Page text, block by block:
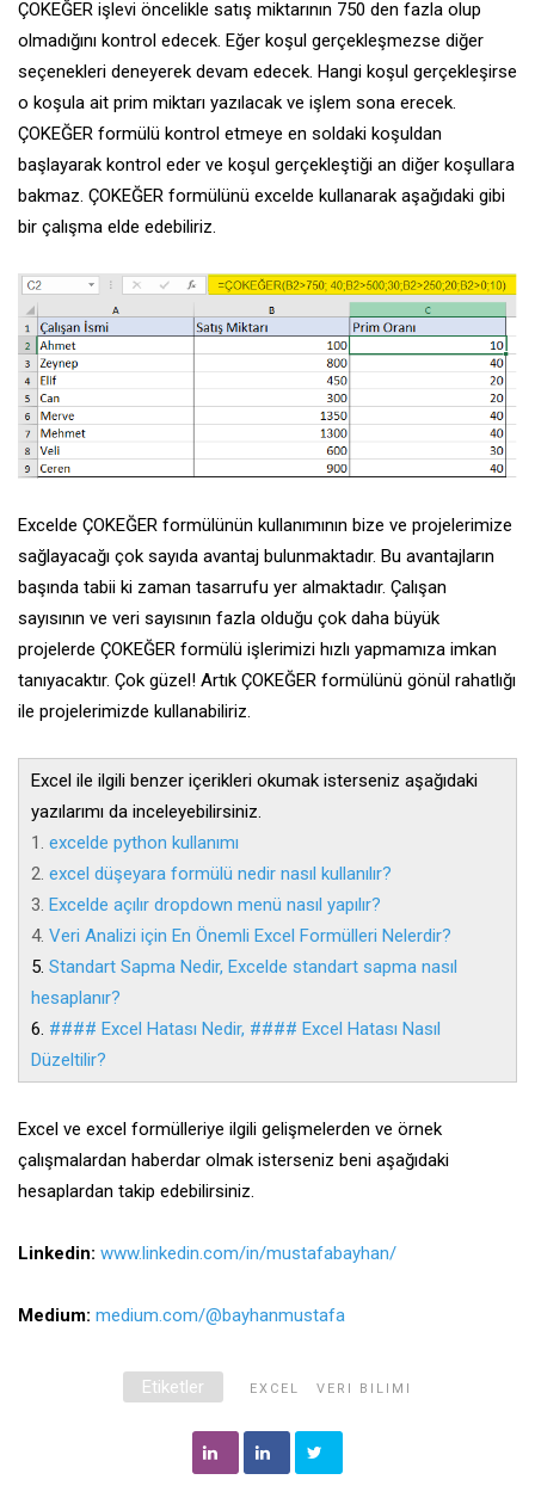
ÇOKEĞER işlevi öncelikle satış miktarının 750 den fazla olup
olmadığını kontrol edecek. Eğer koşul gerçekleşmezse diğer
seçenekleri deneyerek devam edecek. Hangi koşul gerçekleşirse
o koşula ait prim miktarı yazılacak ve işlem sona erecek.
ÇOKEĞER formülü kontrol etmeye en soldaki koşuldan
başlayarak kontrol eder ve koşul gerçekleştiği an diğer koşullara
bakmaz. ÇOKEĞER formülünü excelde kullanarak aşağıdaki gibi
bir çalışma elde edebiliriz.
Excelde ÇOKEĞER formülünün kullanımının bize ve projelerimize
sağlayacağı çok sayıda avantaj bulunmaktadır. Bu avantajların
başında tabii ki zaman tasarrufu yer almaktadır. Çalışan
sayısının ve veri sayısının fazla olduğu çok daha büyük
projelerde ÇOKEĞER formülü işlerimizi hızlı yapmamıza imkan
tanıyacaktır. Çok güzel! Artık ÇOKEĞER formülünü gönül rahatlığı
ile projelerimizde kullanabiliriz.
Excel ile ilgili benzer içerikleri okumak isterseniz aşağıdaki
yazılarımı da inceleyebilirsiniz.
1. excelde python kullanımı
2. excel düşeyara formülü nedir nasıl kullanılır?
3. Excelde açılır dropdown menü nasıl yapılır?
4. Veri Analizi için En Önemli Excel Formülleri Nelerdir?
5. Standart Sapma Nedir, Excelde standart sapma nasıl
hesaplanır?
6. #### Excel Hatası Nedir, #### Excel Hatası Nasıl
Düzeltilir?
Excel ve excel formülleriye ilgili gelişmelerden ve örnek
çalışmalardan haberdar olmak isterseniz beni aşağıdaki
hesaplardan takip edebilirsiniz.
Linkedin: www.linkedin.com/in/mustafabayhan/
Medium: medium.com/@bayhanmustafa
Etiketler EXCEL VERI BILIMI